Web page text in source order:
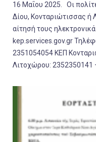
16 Μαΐου 2025. Οι
Δίου, Κονταριώτισσας ή
αίτησή τους
kep.services.gov.gr
2351054054 ΚΕΠ
Λιτοχώρου: 2352350141